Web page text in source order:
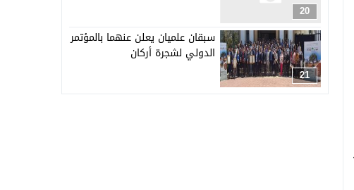
20
21
سبقان علميان يعلن عنهما بالمؤتمر
الدولي لشجرة أركان